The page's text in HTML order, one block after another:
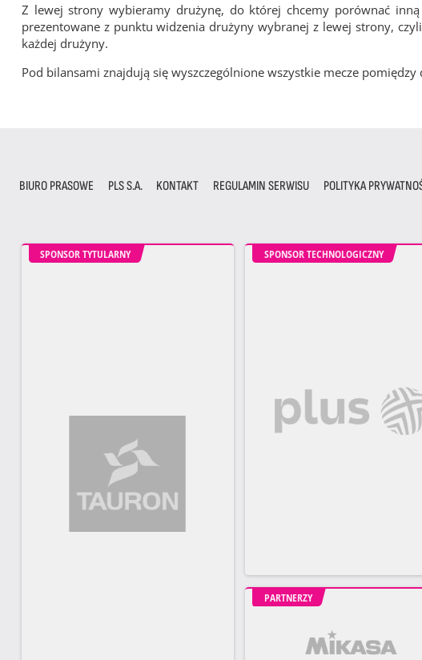
Z lewej strony wybieramy drużynę, do której chcemy porównać
prezentowane z punktu widzenia drużyny wybranej z lewej strony,
każdej drużyny.
Pod bilansami znajdują się wyszczególnione wszystkie mecze
BIURO PRASOWE PLS S.A. KONTAKT REGULAMIN SERWISU POLITYKA
SPONSOR TYTULARNY SPONSOR TECHNOLOGICZNY
PARTNERZY